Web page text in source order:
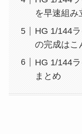
を早速組み
HG 1/144
の完成はこ
HG 1/144
まとめ